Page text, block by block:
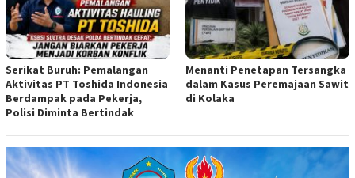
Serikat Buruh: Pemalangan
Aktivitas PT Toshida Indonesia
Berdampak pada Pekerja,
Polisi Diminta Bertindak
Menanti Penetapan Tersangka
dalam Kasus Peremajaan Sawit
di Kolaka